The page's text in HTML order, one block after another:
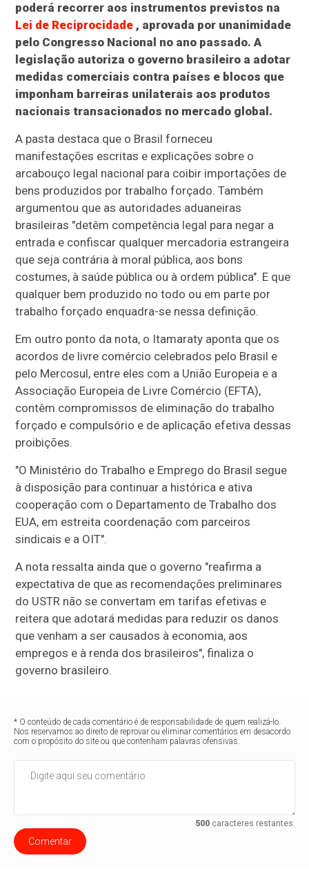
poderá recorrer aos instrumentos previstos na
Lei de Reciprocidade , aprovada por unanimidade
pelo Congresso Nacional no ano passado. A
legislação autoriza o governo brasileiro a adotar
medidas comerciais contra países e blocos que
imponham barreiras unilaterais aos produtos
nacionais transacionados no mercado global.
A pasta destaca que o Brasil forneceu
manifestações escritas e explicações sobre o
arcabouço legal nacional para coibir importações de
bens produzidos por trabalho forçado. Também
argumentou que as autoridades aduaneiras
brasileiras "detêm competência legal para negar a
entrada e confiscar qualquer mercadoria estrangeira
que seja contrária à moral pública, aos bons
costumes, à saúde pública ou à ordem pública". E que
qualquer bem produzido no todo ou em parte por
trabalho forçado enquadra-se nessa definição.
Em outro ponto da nota, o Itamaraty aponta que os
acordos de livre comércio celebrados pelo Brasil e
pelo Mercosul, entre eles com a União Europeia e a
Associação Europeia de Livre Comércio (EFTA),
contêm compromissos de eliminação do trabalho
forçado e compulsório e de aplicação efetiva dessas
proibições.
"O Ministério do Trabalho e Emprego do Brasil segue
à disposição para continuar a histórica e ativa
cooperação com o Departamento de Trabalho dos
EUA, em estreita coordenação com parceiros
sindicais e a OIT".
A nota ressalta ainda que o governo "reafirma a
expectativa de que as recomendações preliminares
do USTR não se convertam em tarifas efetivas e
reitera que adotará medidas para reduzir os danos
que venham a ser causados à economia, aos
empregos e à renda dos brasileiros", finaliza o
governo brasileiro.
* O conteúdo de cada comentário é de responsabilidade de quem realizá-lo.
Nos reservamos ao direito de reprovar ou eliminar comentários em desacordo
com o propósito do site ou que contenham palavras ofensivas.
500caracteres restantes.
Comentar